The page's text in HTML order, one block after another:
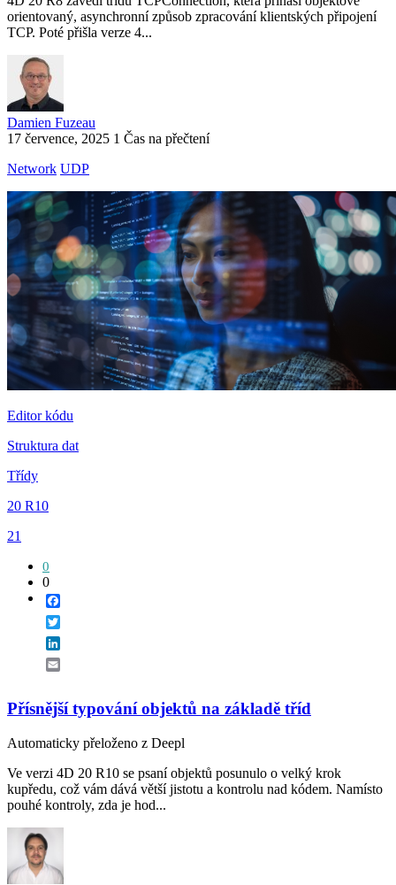
orientovaný, asynchronní způsob zpracování klientských připojení
TCP. Poté přišla verze 4...
Damien Fuzeau
17 července, 2025 1 Čas na přečtení
Network UDP
Editor kódu
Struktura dat
Třídy
20 R10
21
0
0
Přísnější typování objektů na základě tříd
Automaticky přeloženo z Deepl
Ve verzi 4D 20 R10 se psaní objektů posunulo o velký krok
kupředu, což vám dává větší jistotu a kontrolu nad kódem. Namísto
pouhé kontroly, zda je hod...